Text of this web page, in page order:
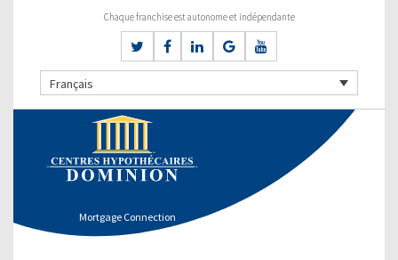
Chaque franchise est autonome et indépendante
Français
Mortgage Connection